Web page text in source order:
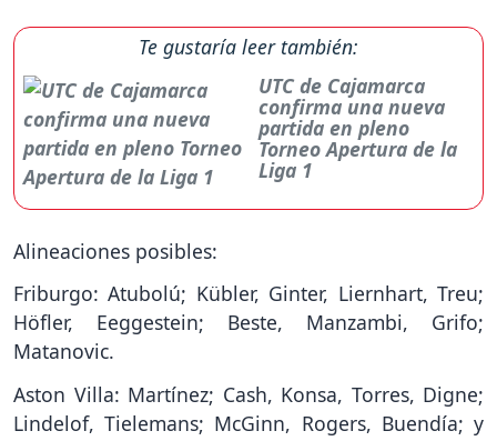
Te gustaría leer también:
UTC de Cajamarca
confirma una nueva
partida en pleno
Torneo Apertura de la
Liga 1
Alineaciones posibles:
Friburgo: Atubolú; Kübler, Ginter, Liernhart, Treu;
Höfler, Eeggestein; Beste, Manzambi, Grifo;
Matanovic.
Aston Villa: Martínez; Cash, Konsa, Torres, Digne;
Lindelof, Tielemans; McGinn, Rogers, Buendía; y